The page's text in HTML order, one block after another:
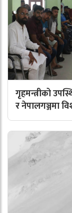
गृहमन्त्रीको
र नेपालगञ्जमा